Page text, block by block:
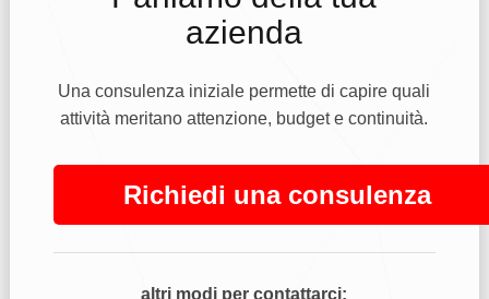
azienda
Una consulenza iniziale permette di capire quali
attività meritano attenzione, budget e continuità.
Richiedi una consulenza
altri modi per contattarci: